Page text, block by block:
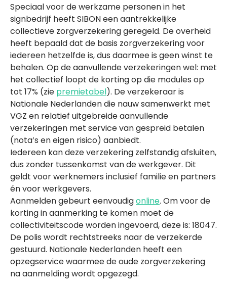
Speciaal voor de werkzame personen in het
signbedrijf heeft SIBON een aantrekkelijke
collectieve zorgverzekering geregeld. De overheid
heeft bepaald dat de basis zorgverzekering voor
iedereen hetzelfde is, dus daarmee is geen winst te
behalen. Op de aanvullende verzekeringen wel: met
het collectief loopt de korting op die modules op
tot 17% (zie premietabel). De verzekeraar is
Nationale Nederlanden die nauw samenwerkt met
VGZ en relatief uitgebreide aanvullende
verzekeringen met service van gespreid betalen
(nota’s en eigen risico) aanbiedt.
Iedereen kan deze verzekering zelfstandig afsluiten,
dus zonder tussenkomst van de werkgever. Dit
geldt voor werknemers inclusief familie en partners
én voor werkgevers.
Aanmelden gebeurt eenvoudigonline. Om voor de
korting in aanmerking te komen moet de
collectiviteitscode worden ingevoerd, deze is: 18047.
De polis wordt rechtstreeks naar de verzekerde
gestuurd. Nationale Nederlanden heeft een
opzegservice waarmee de oude zorgverzekering
na aanmelding wordt opgezegd.